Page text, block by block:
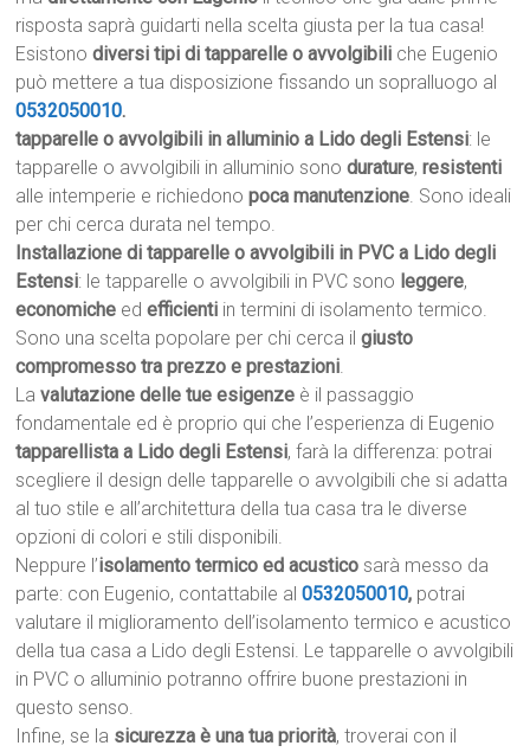
risposta saprà guidarti nella scelta giusta per la tua casa!
Esistonodiversi tipi di tapparelle o avvolgibili che Eugenio
può mettere a tua disposizione fissando un sopralluogo al
0532050010.
tapparelle o avvolgibili in alluminio a Lido degli Estensi: le
tapparelle o avvolgibili in alluminio sonodurature,resistenti
alle intemperie e richiedonopoca manutenzione. Sono ideali
per chi cerca durata nel tempo.
Installazione di tapparelle o avvolgibili in PVC a Lido degli
Estensi: le tapparelle o avvolgibili in PVC sono leggere,
economiche edefficienti in termini di isolamento termico.
Sono una scelta popolare per chi cerca ilgiusto
compromesso tra prezzo e prestazioni.
Lavalutazione delle tue esigenze è il passaggio
fondamentale ed è proprio qui che l’esperienza di Eugenio
tapparellista a Lido degli Estensi, farà la differenza: potrai
scegliere il design delle tapparelle o avvolgibili che si adatta
al tuo stile e all’architettura della tua casa tra le diverse
opzioni di colori e stili disponibili.
Neppure l’isolamento termico ed acustico sarà messo da
parte: con Eugenio, contattabile al0532050010, potrai
valutare il miglioramento dell’isolamento termico e acustico
della tua casa a Lido degli Estensi. Le tapparelle o avvolgibili
in PVC o alluminio potranno offrire buone prestazioni in
questo senso.
Infine, se la sicurezza è una tua priorità, troverai con il